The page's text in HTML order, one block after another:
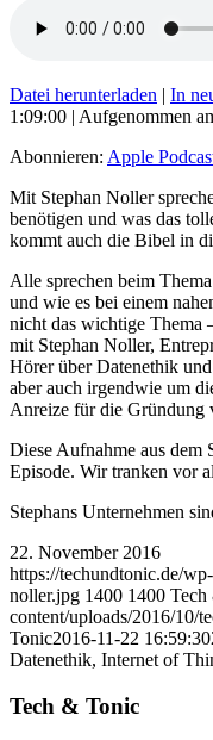
Datei herunterladen | In
1:09:00 | Aufgenommen
Abonnieren: Apple
Mit Stephan Noller
benötigen und was das
kommt auch die Bibel in
Alle sprechen beim
und wie es bei einem
nicht das wichtige Thema
mit Stephan Noller,
Hörer über Datenethik
aber auch irgendwie um
Anreize für die Gründung
Diese Aufnahme aus dem
Episode. Wir tranken vor
Stephans Unternehmen
22. November 2016
https://techundtonic.de/
noller.jpg 1400 1400
content/uploads/2016/10/
Tonic2016-11-22 16:59:30
Datenethik, Internet of
Tech & Tonic